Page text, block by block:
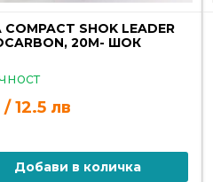
COMPACT SHOK LEADER
20M- ШОК
12.5 лв
Добави в количка